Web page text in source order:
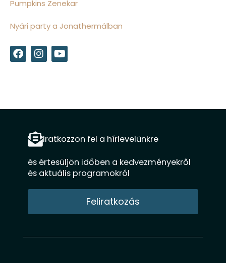
Pumpkins Zenekar
Nyári party a Jonathermálban
F
a
o
I
n
r
m
Y
o
e
Iratkozzon fel a hírlevelünkre
és értesüljön időben a kedvezményekről
és aktuális programokról
Feliratkozás